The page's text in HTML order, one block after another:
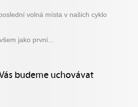
volná místa v našich cyklo
jako první...
budeme uchovávat